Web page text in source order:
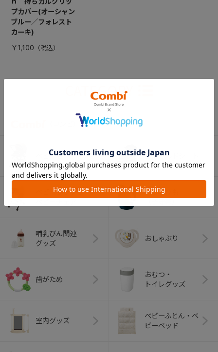
プカバー(オーシャン
ブルー／フォレスト
カーキ)
￥1,100
CATEGORY
カテゴリー
ベビーカー チャイルドシート
ベビーラック＆
抱っこひも
哺乳びん関連
グッズ
おしゃぶり
歯がため
おむつ・
トイレグッズ
室内グッズ
ベビーふとん・ベ
ビーベッド